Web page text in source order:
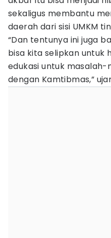
sekaligus membantu
daerah dari sisi UMKM
“Dan tentunya ini juga
bisa kita selipkan untuk
edukasi untuk
dengan Kamtibmas,”